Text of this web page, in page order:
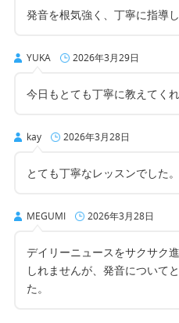
発音を根気強く、丁寧に指導
YUKA 2026年3月29日
今日もとても丁寧に教えてく
kay 2026年3月28日
とても丁寧なレッスンでした
MEGUMI 2026年3月28日
デイリーニュースをサクサク
しれませんが、発音について
た。